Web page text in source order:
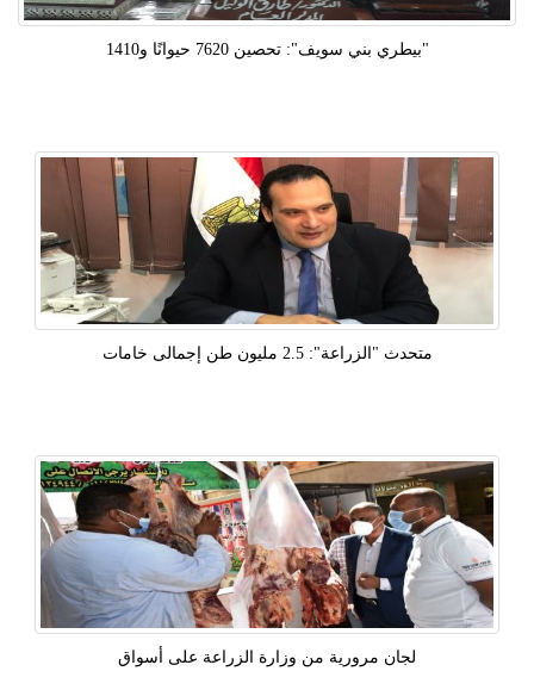
"بيطري بني سويف": تحصين 7620 حيوانًا و1410
متحدث "الزراعة": 2.5 مليون طن إجمالى خامات
لجان مرورية من وزارة الزراعة على أسواق